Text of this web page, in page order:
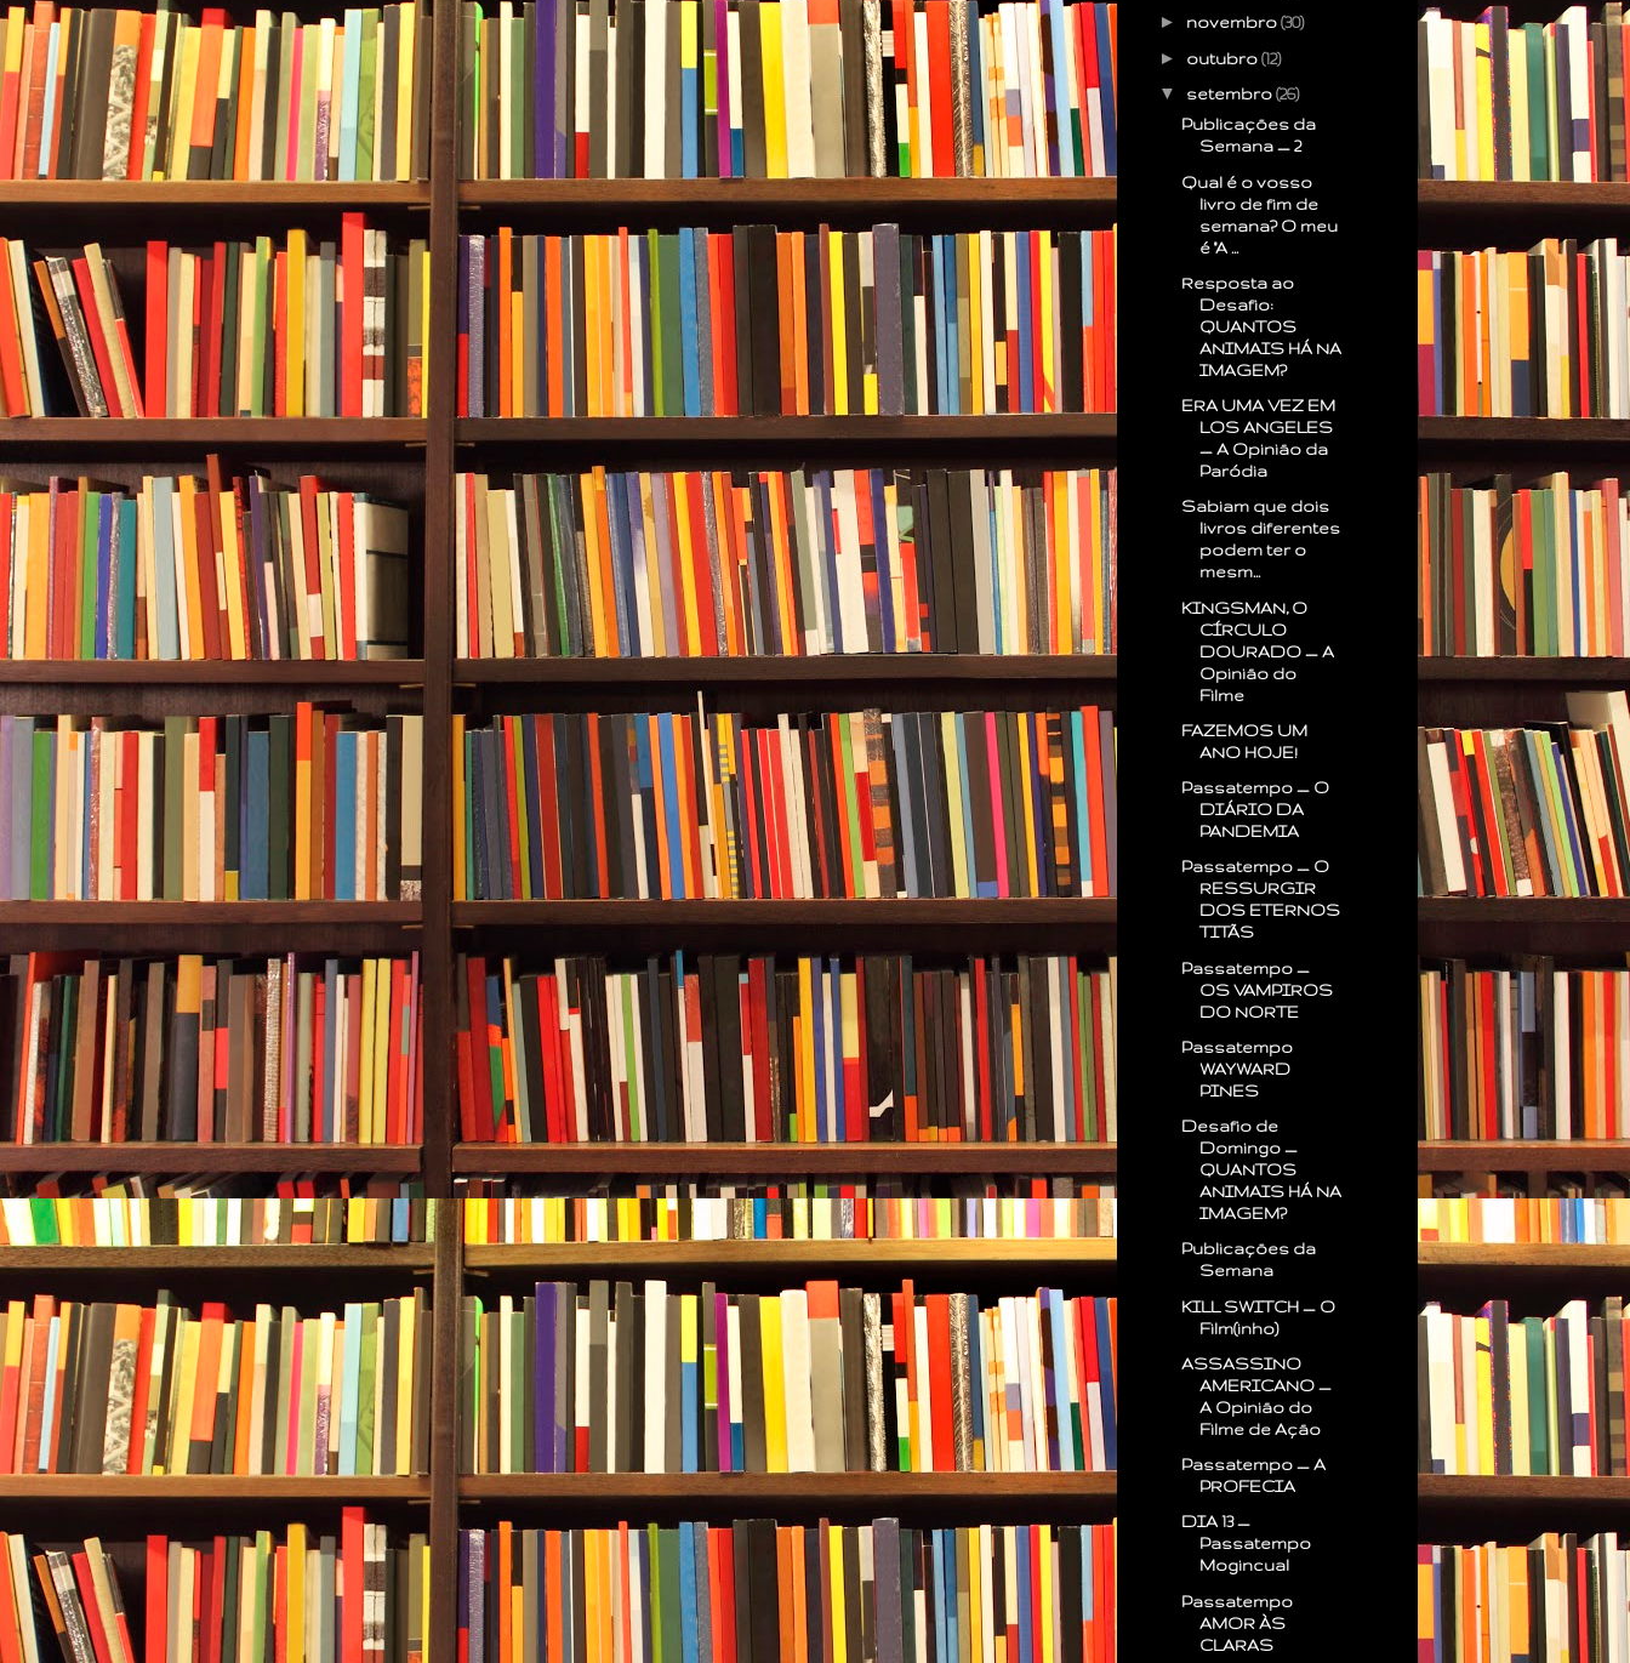
► novembro (30)
► outubro (12)
▼ setembro (26)
Publicações da
Semana — 2
Qual é o vosso
livro de fim de
semana? O meu
é "A ...
Resposta ao
Desafio:
QUANTOS
ANIMAIS HÁ NA
IMAGEM?
ERA UMA VEZ EM
LOS ANGELES
— A Opinião da
Paródia
Sabiam que dois
livros diferentes
podem ter o
mesm...
KINGSMAN, O
CÍRCULO
DOURADO — A
Opinião do
Filme
FAZEMOS UM
ANO HOJE!
Passatempo — O
DIÁRIO DA
PANDEMIA
Passatempo — O
RESSURGIR
DOS ETERNOS
TITÃS
Passatempo —
OS VAMPIROS
DO NORTE
Passatempo
WAYWARD
PINES
Desafio de
Domingo —
QUANTOS
ANIMAIS HÁ NA
IMAGEM?
Publicações da
Semana
KILL SWITCH — O
Film(inho)
ASSASSINO
AMERICANO —
A Opinião do
Filme de Ação
Passatempo — A
PROFECIA
DIA 13 —
Passatempo
Mogincual
Passatempo
AMOR ÀS
CLARAS